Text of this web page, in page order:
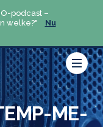
podcast –
welke?"
Nu
ME-